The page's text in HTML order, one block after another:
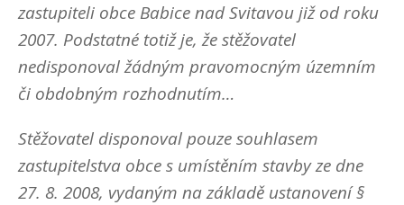
zastupiteli obce Babice nad Svitavou již od roku
2007. Podstatné totiž je, že stěžovatel
nedisponoval žádným pravomocným územním
či obdobným rozhodnutím…
Stěžovatel disponoval pouze souhlasem
zastupitelstva obce s umístěním stavby ze dne
27. 8. 2008, vydaným na základě ustanovení §